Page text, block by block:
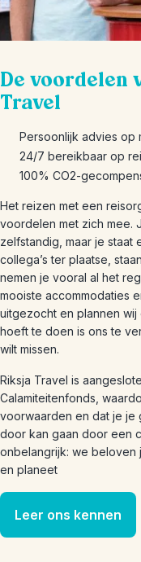
De voordelen
Travel
Persoonlijk advies op
24/7 bereikbaar op
100% CO2-
Het reizen met een
voordelen met zich mee.
zelfstandig, maar je staat
collega’s ter plaatse,
nemen je vooral al het
mooiste accommodaties
uitgezocht en plannen
hoeft te doen is ons te
wilt missen.
Riksja Travel is
Calamiteitenfonds,
voorwaarden en dat je je
door kan gaan door een
onbelangrijk: we beloven
en planeet
Leer ons kennen